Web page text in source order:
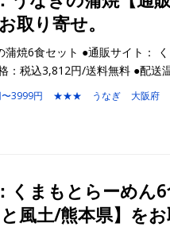
取り寄せ。
蒲焼6食セット ●通販サイト：
：税込3,812円/送料無料 ●配送
3999円 ★★★ うなぎ 大阪府
くまもとらーめん
風土/熊本県】をお